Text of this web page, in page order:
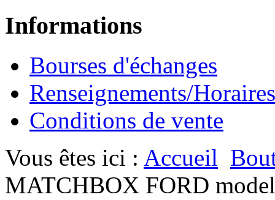
Informations
Bourses d'échanges
Renseignements/Horaires
Conditions de vente
Vous êtes ici : Accueil
MATCHBOX FORD